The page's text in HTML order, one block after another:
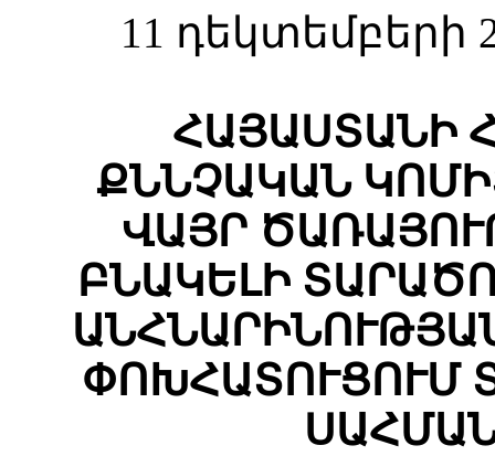
11 դեկտեմբերի
ՀԱՅԱՍՏԱՆԻ
ՔՆՆՉԱԿԱՆ
ՎԱՅՐ
ԲՆԱԿԵԼԻ
ՓՈԽՀԱՏՈՒՑՈՒՄ